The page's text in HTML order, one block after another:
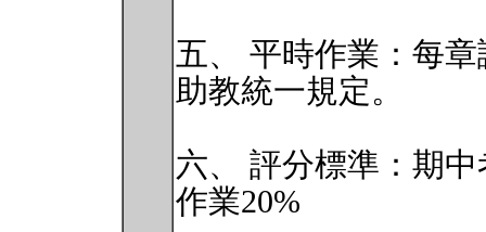
五、 平時作業：每
助教統一規定。
六、 評分標準：期
作業20%